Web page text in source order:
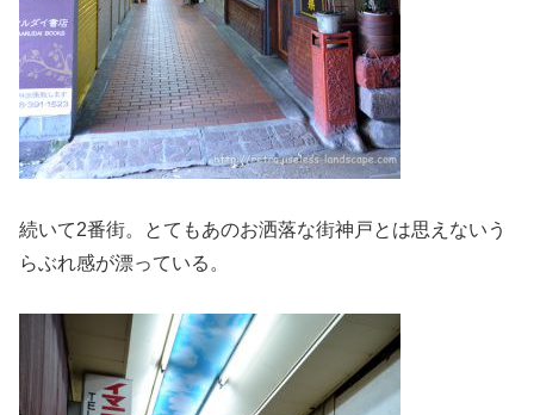
続いて2番街。とてもあのお洒落な街神戸とは思えないう
らぶれ感が漂っている。